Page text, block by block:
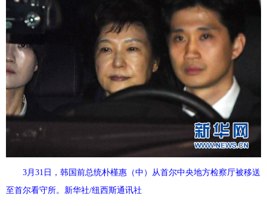
3月31日，韩国前总统朴槿惠（中）从首尔中央地方检察厅被移送
至首尔看守所。新华社/纽西斯通讯社